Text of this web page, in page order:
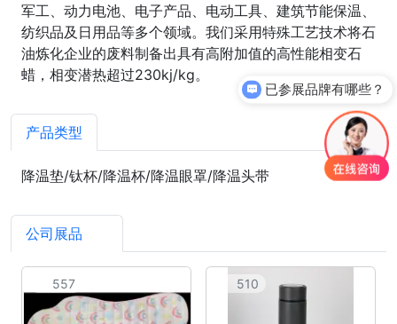
军工、动力电池、电子产品、电动工具、建筑节能保温、
纺织品及日用品等多个领域。我们采用特殊工艺技术将石
油炼化企业的废料制备出具有高附加值的高性能相变石
蜡，相变潜热超过230kj/kg。
产品类型
降温垫/钛杯/降温杯/降温眼罩/降温头带
公司展品
557 510
已参展品牌有哪些？